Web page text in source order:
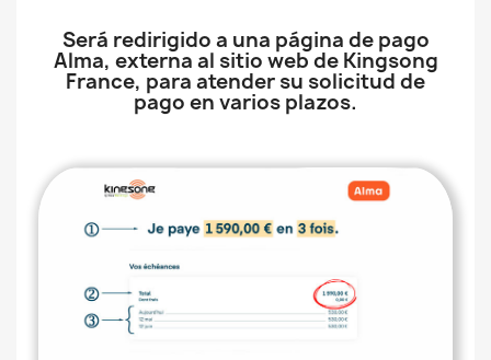
Será redirigido a una página de pago
Alma, externa al sitio web de Kingsong
France, para atender su solicitud de
pago en varios plazos.